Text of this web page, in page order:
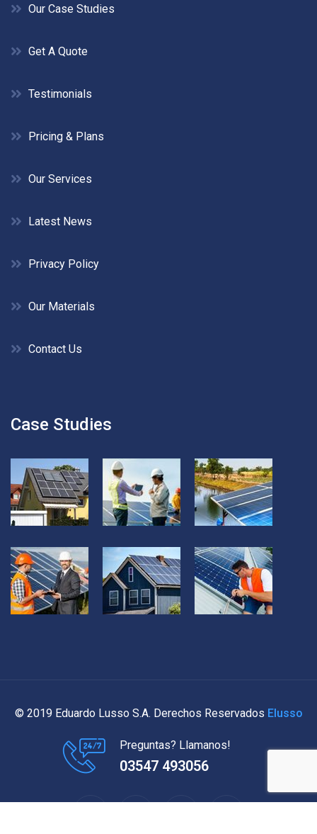
Our Case Studies
Get A Quote
Testimonials
Pricing & Plans
Our Services
Latest News
Privacy Policy
Our Materials
Contact Us
Case Studies
© 2019 Eduardo Lusso S.A. Derechos Reservados Elusso
Preguntas? Llamanos!
03547 493056